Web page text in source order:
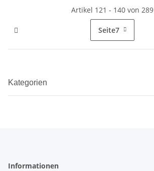
Artikel 121 - 140 von 289
Seite7
Kategorien
Informationen